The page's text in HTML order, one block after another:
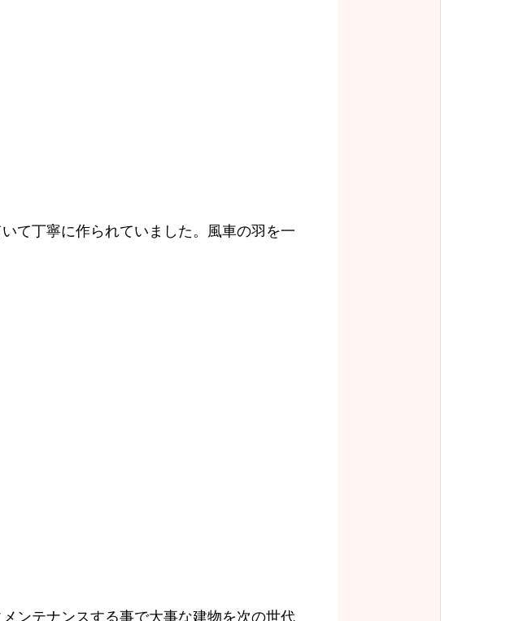
て丁寧に作られていました。風車の羽を一
ンテナンスする事で大事な建物を次の世代